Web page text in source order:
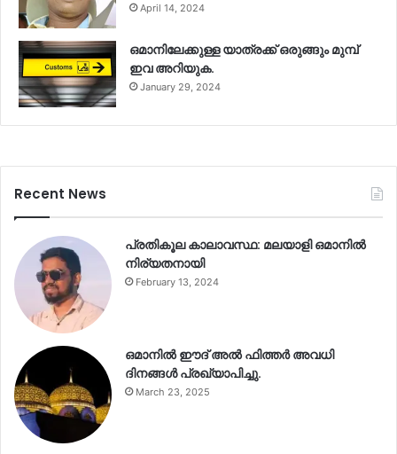
April 14, 2024
ഒമാനിലേക്കുള്ള യാത്രക്ക് ഒരുങ്ങും മുമ്പ്
ഇവ അറിയുക.
January 29, 2024
Recent News
പ്രതികൂല കാലാവസ്ഥ: മലയാളി ഒമാനിൽ
നിര്യതനായി
February 13, 2024
ഒമാനിൽ ഈദ് അൽ ഫിത്തർ അവധി
ദിനങ്ങൾ പ്രഖ്യാപിച്ചു.
March 23, 2025